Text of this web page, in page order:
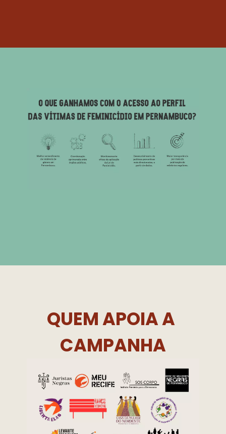
Q﻿UEM APOIA A
CAMPANHA